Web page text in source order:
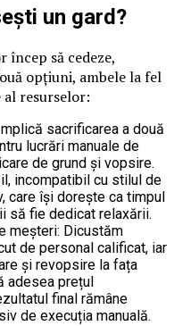
un gard?
încep să cedeze,
opțiuni, ambele la fel
resurselor:
sacrificarea a două
lucrări manuale de
de grund și vopsire.
incompatibil cu stilul de
care își dorește ca timpul
să fie dedicat relaxării.
meșteri: Dicustăm
de personal calificat, iar
și revopsire la fața
adesea prețul
final rămâne
de execuția manuală.